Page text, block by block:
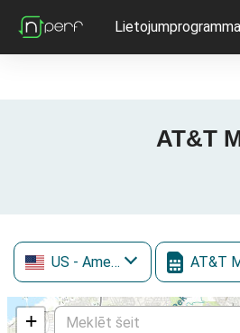
AT&T
US - Amerikas Savienotās Valstis
+